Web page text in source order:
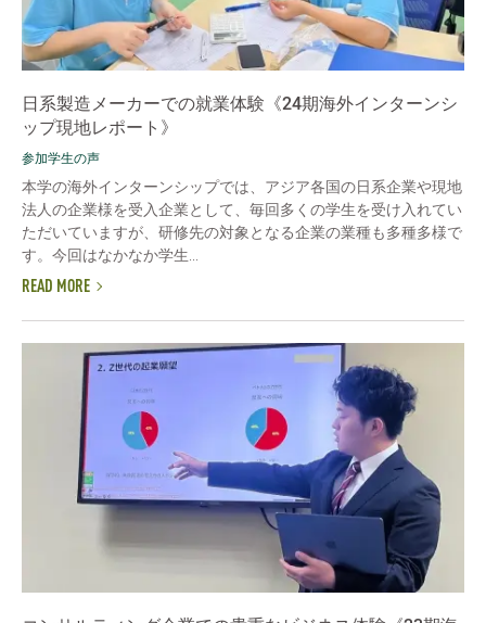
日系製造メーカーでの就業体験《24期海外インターンシ
ップ現地レポート》
参加学生の声
本学の海外インターンシップでは、アジア各国の日系企業や現地
法人の企業様を受入企業として、毎回多くの学生を受け入れてい
ただいていますが、研修先の対象となる企業の業種も多種多様で
す。今回はなかなか学生...
READ MORE